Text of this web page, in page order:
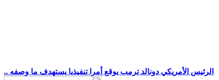
.. الرئيس الأمريكي دونالد ترمب يوقع أمرا تنفيذيا يستهدف ما وصفه